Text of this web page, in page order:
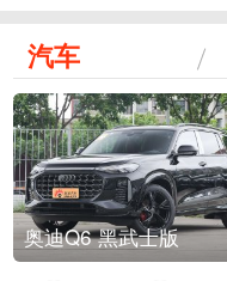
汽车
奥迪Q6 黑武士版